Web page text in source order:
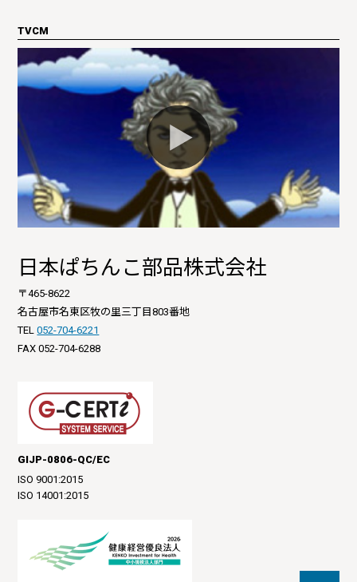
日本ぱちんこ部品株式会社
〒465-8622
名古屋市名東区牧の里三丁目803番地
TEL052-704-6221
FAX 052-704-6288
GIJP-0806-QC/EC
ISO 9001:2015
ISO 14001:2015
TVCM